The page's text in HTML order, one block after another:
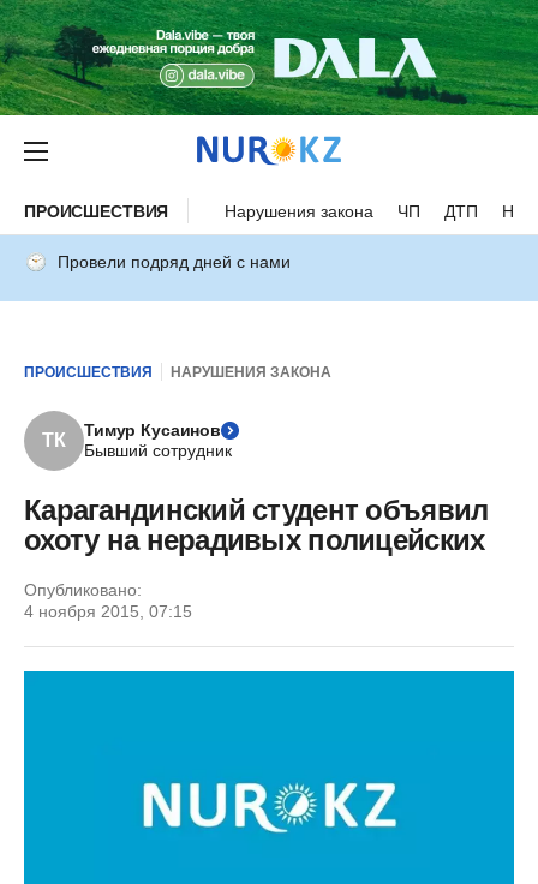
ПРОИСШЕСТВИЯ Нарушения закона ЧП ДТП
Провели подряд дней с нами
ПРОИСШЕСТВИЯ НАРУШЕНИЯ ЗАКОНА
ТК
Тимур Кусаинов
Бывший сотрудник
Карагандинский студент объявил
охоту на нерадивых полицейских
Опубликовано:
4 ноября 2015, 07:15